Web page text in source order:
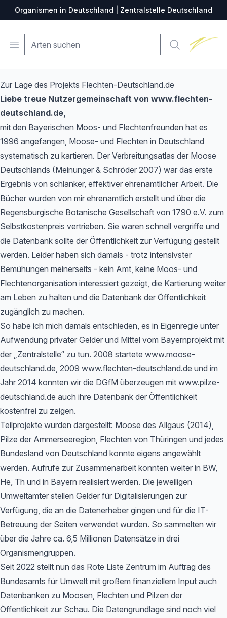
Organismen in Deutschland | Zentralstelle Deutschland
Open menu Suche
Zur Lage des Projekts Flechten-Deutschland.de
Liebe treue Nutzergemeinschaft von www.flechten-
deutschland.de,
mit den Bayerischen Moos- und Flechtenfreunden hat es
1996 angefangen, Moose- und Flechten in Deutschland
systematisch zu kartieren. Der Verbreitungsatlas der Moose
Deutschlands (Meinunger & Schröder 2007) war das erste
Ergebnis von schlanker, effektiver ehrenamtlicher Arbeit. Die
Bücher wurden von mir ehrenamtlich erstellt und über die
Regensburgische Botanische Gesellschaft von 1790 e.V. zum
Selbstkostenpreis vertrieben. Sie waren schnell vergriffe und
die Datenbank sollte der Öffentlichkeit zur Verfügung gestellt
werden. Leider haben sich damals - trotz intensivster
Bemühungen meinerseits - kein Amt, keine Moos- und
Flechtenorganisation interessiert gezeigt, die Kartierung weiter
am Leben zu halten und die Datenbank der Öffentlichkeit
zugänglich zu machen.
So habe ich mich damals entschieden, es in Eigenregie unter
Aufwendung privater Gelder und Mittel vom Bayernprojekt mit
der „Zentralstelle“ zu tun. 2008 startete www.moose-
deutschland.de, 2009 www.flechten-deutschland.de und im
Jahr 2014 konnten wir die DGfM überzeugen mit www.pilze-
deutschland.de auch ihre Datenbank der Öffentlichkeit
kostenfrei zu zeigen.
Teilprojekte wurden dargestellt: Moose des Allgäus (2014),
Pilze der Ammerseeregion, Flechten von Thüringen und jedes
Bundesland von Deutschland konnte eigens angewählt
werden. Aufrufe zur Zusammenarbeit konnten weiter in BW,
He, Th und in Bayern realisiert werden. Die jeweiligen
Umweltämter stellen Gelder für Digitalisierungen zur
Verfügung, die an die Datenerheber gingen und für die IT-
Betreuung der Seiten verwendet wurden. So sammelten wir
über die Jahre ca. 6,5 Millionen Datensätze in drei
Organismengruppen.
Seit 2022 stellt nun das Rote Liste Zentrum im Auftrag des
Bundesamts für Umwelt mit großem finanziellem Input auch
Datenbanken zu Moosen, Flechten und Pilzen der
Öffentlichkeit zur Schau. Die Datengrundlage sind noch viel